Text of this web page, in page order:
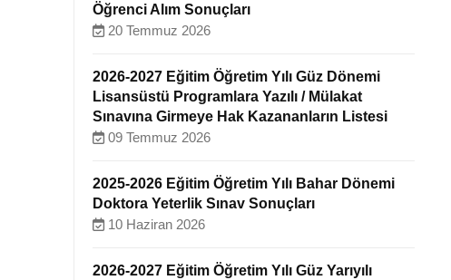
Öğrenci Alım Sonuçları
20 Temmuz 2026
2026-2027 Eğitim Öğretim Yılı Güz Dönemi
Lisansüstü Programlara Yazılı / Mülakat
Sınavına Girmeye Hak Kazananların Listesi
09 Temmuz 2026
2025-2026 Eğitim Öğretim Yılı Bahar Dönemi
Doktora Yeterlik Sınav Sonuçları
10 Haziran 2026
2026-2027 Eğitim Öğretim Yılı Güz Yarıyılı